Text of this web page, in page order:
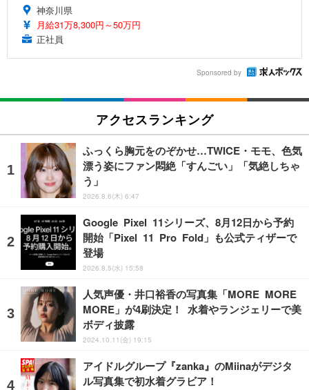
神奈川県
月給31万8,300円～50万円
正社員
Sponsored by
アクセスランキング
ふっくら胸元をのぞかせ…TWICE・モモ、色気
漂う姿にファン悶絶「すんごい」「気絶しちゃ
う」
2026.8.6(木) 6:47
Google Pixel 11シリーズ、8月12日から予約
開始「Pixel 11 Pro Fold」も公式ティザーで
登場
2026.8.5(水) 15:58
人気声優・井口裕香の写真集「MORE MORE
MORE」が4刷決定！ 水着やランジェリーで美
ボディ披露
2024.10.11(金) 19:15
アイドルグループ『zanka』のMiinaがデジタ
ル写真集で初水着グラビア！